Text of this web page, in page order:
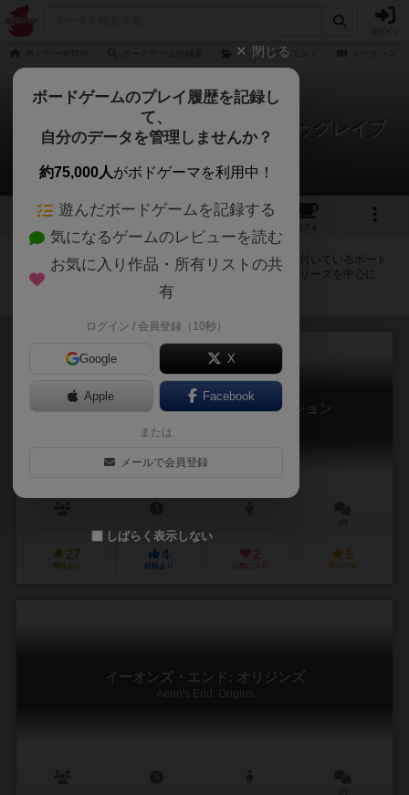
イーオンズ・エンド
イーオンズ・エンド：リターントゥグレイブ
ホールド
拡張/関連作品 18件
1
カフェ
イーオンズ・エンド：リターントゥグレイブホールドに紐付いているボード
ゲーム一覧です。拡張版・続編・リメイク版などの同じシリーズを中心に、
関連性の強い作品をまとめています。
イーオンズ・エンド: エヴォリューション
27
興味あり
4
経験あり
2
お気に入り
5
持ってる
イーオンズ・エンド: オリジンズ
Aeon's End: Origins
閉じる
ボードゲームのプレイ履歴を記録し
て、
自分のデータを管理しませんか？
約75,000人がボドゲーマを利用中！
遊んだボードゲームを記録する
気になるゲームのレビューを読む
お気に入り作品・所有リストの共
有
ログイン / 会員登録（10秒）
Google X
Apple Facebook
または
メールで会員登録
しばらく表示しない